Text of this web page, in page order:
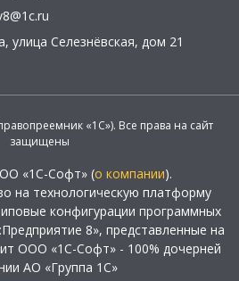
, улица Селезнёвская, дом 21
«1С»). Все права на сайт
защищены
«1С-Софт» (о компании).
на технологическую платформу
конфигурации программных
8», представленные на
ООО «1С-Софт» - 100% дочерней
АО «Группа 1С»